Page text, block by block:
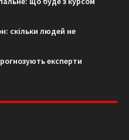
скільки людей не
експерти